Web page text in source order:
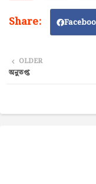
OLDER
অনুতপ্ত